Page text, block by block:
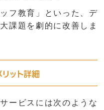
フ教育」といった、デ
課題を劇的に改善しま
ット詳細
ービスには次のような